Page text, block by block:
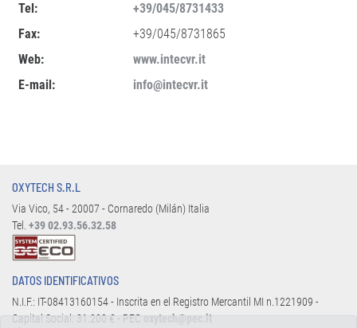
Tel:
+39/045/8731433
Fax:
+39/045/8731865
Web:
www.intecvr.it
E-mail:
info@intecvr.it
OXYTECH S.R.L
Via Vico, 54 - 20007 - Cornaredo (Milán) Italia
Tel. +39 02.93.56.32.58
DATOS IDENTIFICATIVOS
N.I.F.: IT-08413160154 - Inscrita en el Registro Mercantil MI n.1221909 -
Capital Social: 31.200 € - PECoxytech@pec.it